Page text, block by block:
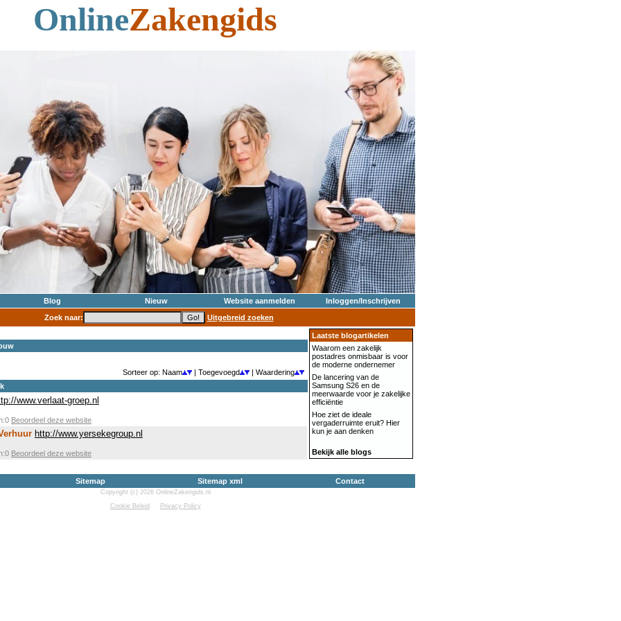
OnlineZakengids
Blog Nieuw Website aanmelden
Inloggen/Inschrijven
Zoek naar:
Uitgebreid zoeken
Sorteer op: Naam | Toegevoegd
| Waardering
www.verlaat-groep.nl
Beoordeel deze website
http://www.yersekegroup.nl
Beoordeel deze website
Laatste blogartikelen
Waarom een zakelijk
postadres onmisbaar is voor
de moderne ondernemer
De lancering van de
Samsung S26 en de
meerwaarde voor je zakelijke
efficiëntie
Hoe ziet de ideale
vergaderruimte eruit? Hier
kun je aan denken
Bekijk alle blogs
Sitemap Sitemap xml Contact
Copyright (c) 2026 OnlineZakengids.nl
Cookie Beleid
Privacy Policy